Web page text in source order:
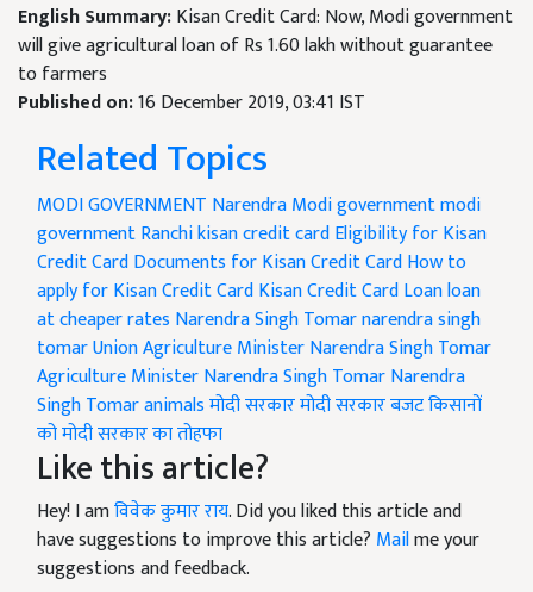
English Summary:Kisan Credit Card: Now, Modi government
will give agricultural loan of Rs 1.60 lakh without guarantee
to farmers
Published on:16 December 2019, 03:41 IST
Related Topics
MODI GOVERNMENT Narendra Modi governmentmodi
government Ranchikisan credit cardEligibility for Kisan
Credit CardDocuments for Kisan Credit CardHow to
apply for Kisan Credit CardKisan Credit Card Loanloan
at cheaper rates Narendra Singh Tomarnarendra singh
tomarUnion Agriculture Minister Narendra Singh Tomar
Agriculture Minister Narendra Singh TomarNarendra
Singh Tomaranimalsमोदी सरकारमोदी सरकार बजटकिसानों
को मोदी सरकार का तोहफा
Like this article?
Hey! I amविवेक कुमार राय. Did you liked this article and
have suggestions to improve this article? Mailme your
suggestions and feedback.